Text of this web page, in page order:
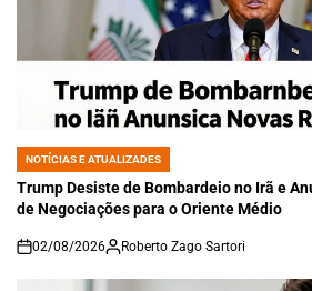
POSTED
IN
NOTÍCIAS E ATUALIZADES
Trump Desiste de Bombardeio no Irã e
de Negociações para o Oriente Médio
on
02/08/2026 Roberto Zago Sartori